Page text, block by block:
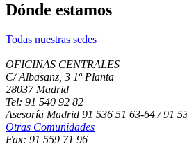
Dónde estamos
Todas nuestras sedes
OFICINAS CENTRALES
C/ Albasanz, 3 1º Planta
28037 Madrid
Tel: 91 540 92 82
Asesoría Madrid 91 536 51 63-64 / 91
Otras Comunidades
Fax: 91 559 71 96